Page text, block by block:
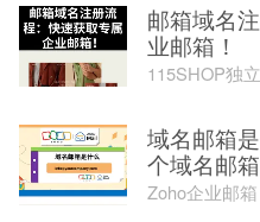
邮箱域名
业邮箱！
115SHOP独
域名邮箱
个域名邮
Zoho企业邮箱